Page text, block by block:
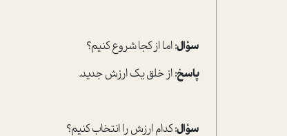
سؤال:اما از کجا شروع کنیم؟
پاسخ:از خلق یک ارزش جدید.
سؤال:کدام ارزش را انتخاب کنیم؟